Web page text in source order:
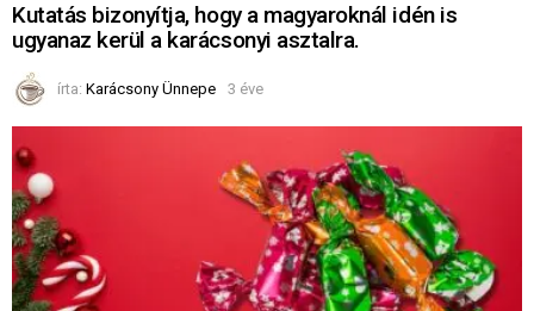
Kutatás bizonyítja, hogy a magyaroknál idén is
ugyanaz kerül a karácsonyi asztalra.
írta: Karácsony Ünnepe 3 éve